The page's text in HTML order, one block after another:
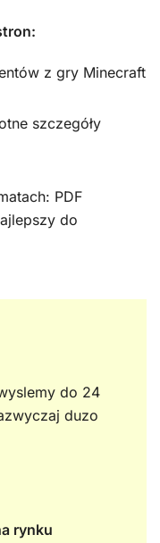
z gry Minecraft
szczegóły
PDF
do
do 24
duzo
rynku